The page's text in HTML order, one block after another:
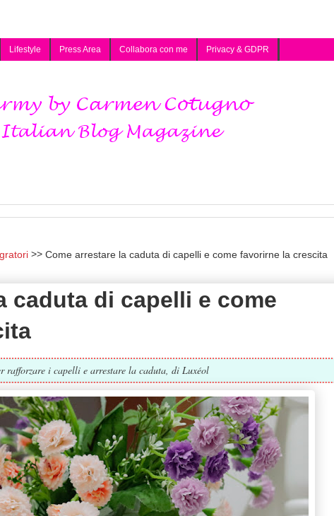
Lifestyle Press Area Collabora con me Privacy & GDPR
Come arrestare la caduta di capelli e come favorirne la crescita
caduta di capelli e come
rafforzare i capelli e arrestare la caduta, di Luxéol